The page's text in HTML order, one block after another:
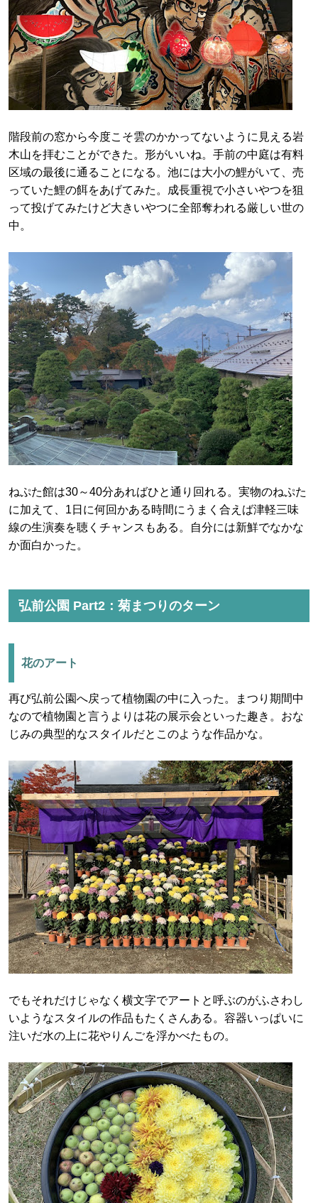
階段前の窓から今度こそ雲のかかってないように見える岩
木山を拝むことができた。形がいいね。手前の中庭は有料
区域の最後に通ることになる。池には大小の鯉がいて、売
っていた鯉の餌をあげてみた。成長重視で小さいやつを狙
って投げてみたけど大きいやつに全部奪われる厳しい世の
中。
ねぷた館は30～40分あればひと通り回れる。実物のねぷた
に加えて、1日に何回かある時間にうまく合えば津軽三味
線の生演奏を聴くチャンスもある。自分には新鮮でなかな
か面白かった。
弘前公園 Part2：菊まつりのターン
花のアート
再び弘前公園へ戻って植物園の中に入った。まつり期間中
なので植物園と言うよりは花の展示会といった趣き。おな
じみの典型的なスタイルだとこのような作品かな。
でもそれだけじゃなく横文字でアートと呼ぶのがふさわし
いようなスタイルの作品もたくさんある。容器いっぱいに
注いだ水の上に花やりんごを浮かべたもの。